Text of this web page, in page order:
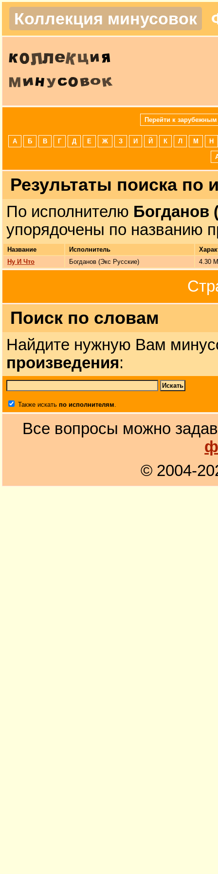
Коллекция минусовок
Перейти к зарубежным
А Б В Г Д Е Ж З И Й К Л М Н
Результаты поиска по
По исполнителю Богданов
упорядочены по названию
Название Исполнитель
Ну И Что
Богданов (Экс Русские) 4.30
Поиск по словам
Найдите нужную Вам
произведения:
Также искать по исполнителям.
Все вопросы можно
© 2004-